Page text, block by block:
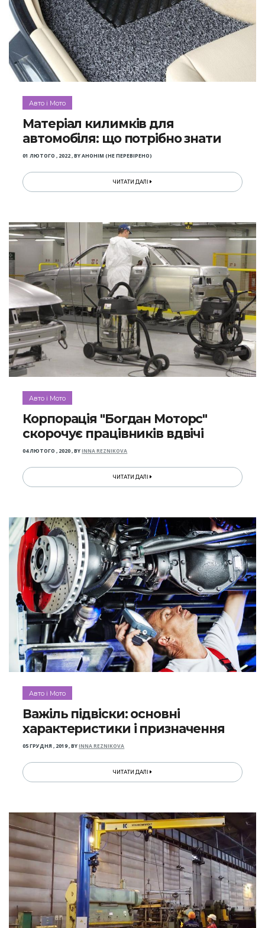
Авто і Мото
Матеріал килимків для
автомобіля: що потрібно знати
01 ЛЮТОГО , 2022,BYАНОНІМ (НЕ ПЕРЕВІРЕНО)
ЧИТАТИ ДАЛІ
Авто і Мото
Корпорація "Богдан Моторс"
скорочує працівників вдвічі
04 ЛЮТОГО , 2020,BYINNA REZNIKOVA
ЧИТАТИ ДАЛІ
Авто і Мото
Важіль підвіски: основні
характеристики і призначення
05 ГРУДНЯ , 2019,BYINNA REZNIKOVA
ЧИТАТИ ДАЛІ